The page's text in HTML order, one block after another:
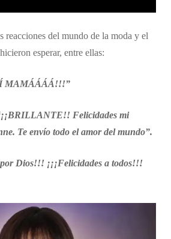
reacciones del mundo de la moda y el
esperar, entre ellas:
MAMÁÁÁÁ!!!”
Felicidades mi
Te envío todo el amor del mundo”.
por Dios!!! ¡¡¡Felicidades a todos!!!